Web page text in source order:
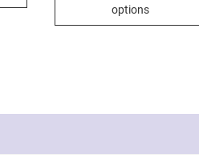
options